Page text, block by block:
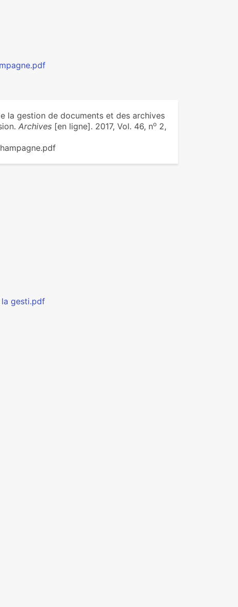
la gestion de documents et des archives
Archives [en ligne]. 2017, Vol. 46, no 2,
la gesti.pdf